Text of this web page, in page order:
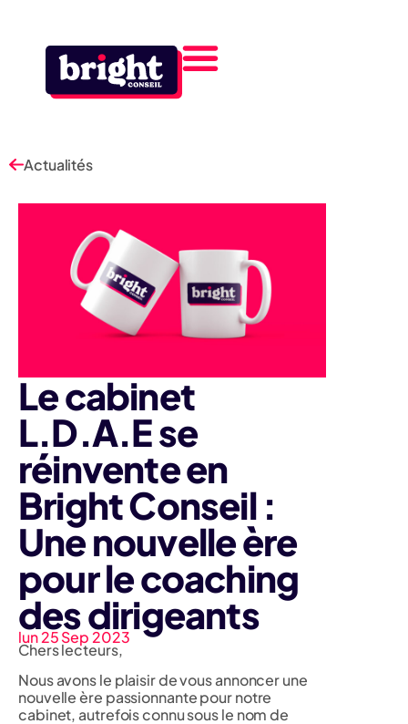
Actualités
Le cabinet
L.D.A.E se
réinvente en
Bright Conseil :
Une nouvelle ère
pour le coaching
des dirigeants
lun 25 Sep 2023
Chers lecteurs,
Nous avons le plaisir de vous annoncer une
nouvelle ère passionnante pour notre
cabinet, autrefois connu sous le nom de